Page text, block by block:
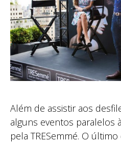
Além de assistir aos
alguns eventos paralelos
pela TRESemmé. O